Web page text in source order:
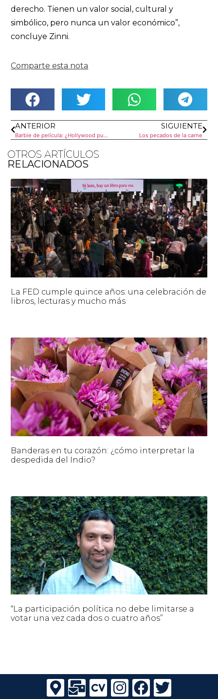
derecho. Tienen un valor social, cultural y
simbólico, pero nunca un valor económico”,
concluye Zinni.
Comparte esta nota
ANTERIOR
Barbie de película: ¿Hollywood puede ser transgresor?
SIGUIENTE
Los pecados de la carne
OTROS ARTÍCULOS
RELACIONADOS
La FED cumple quince años: una celebración de
libros, lecturas y mucho más
Banderas en tu corazón: ¿cómo interpretar la
despedida del Indio?
“La participación política no debe limitarse a
votar una vez cada dos o cuatro años”